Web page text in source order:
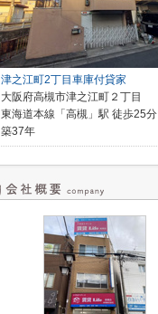
津之江町2丁目車庫付貸家
大阪府高槻市津之江町２丁目
東海道本線「高槻」駅 徒歩25分
築37年